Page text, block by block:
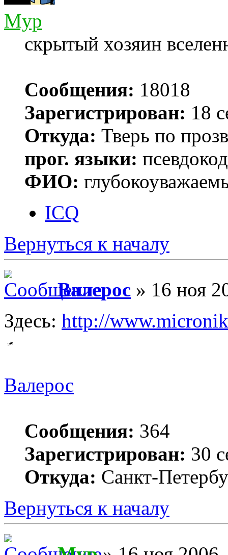
Myp
скрытый хозяин
Сообщения: 18018
Зарегистрирован: 18
Откуда: Тверь по
прог. языки:
ФИО:
ICQ
Вернуться к началу
Валерос » 16 ноя
Здесь: http://
Валерос
Сообщения: 364
Зарегистрирован: 30
Откуда: Санкт-
Вернуться к началу